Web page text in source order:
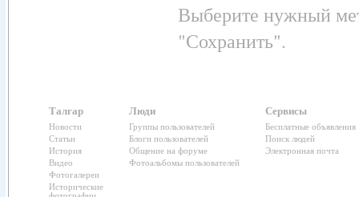
Выберите нужный
"Сохранить".
Талгар
Новости
Статьи
История
Видео
Фотогалереи
Исторические
Люди
Группы пользователей
Блоги пользователей
Общение на форуме
Фотоальбомы пользователей
Сервисы
Бесплатные объявления
Поиск людей
Электронная почта